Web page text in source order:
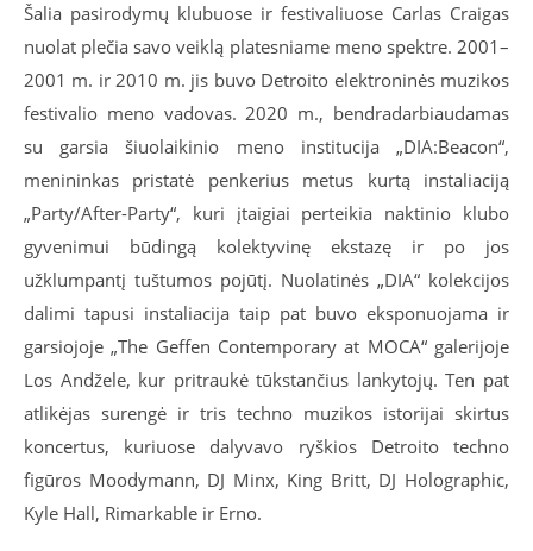
Šalia pasirodymų klubuose ir festivaliuose Carlas Craigas
nuolat plečia savo veiklą platesniame meno spektre. 2001–
2001 m. ir 2010 m. jis buvo Detroito elektroninės muzikos
festivalio meno vadovas. 2020 m., bendradarbiaudamas
su garsia šiuolaikinio meno institucija „DIA:Beacon“,
menininkas pristatė penkerius metus kurtą instaliaciją
„Party/After-Party“, kuri įtaigiai perteikia naktinio klubo
gyvenimui būdingą kolektyvinę ekstazę ir po jos
užklumpantį tuštumos pojūtį. Nuolatinės „DIA“ kolekcijos
dalimi tapusi instaliacija taip pat buvo eksponuojama ir
garsiojoje „The Geffen Contemporary at MOCA“ galerijoje
Los Andžele, kur pritraukė tūkstančius lankytojų. Ten pat
atlikėjas surengė ir tris techno muzikos istorijai skirtus
koncertus, kuriuose dalyvavo ryškios Detroito techno
figūros Moodymann, DJ Minx, King Britt, DJ Holographic,
Kyle Hall, Rimarkable ir Erno.